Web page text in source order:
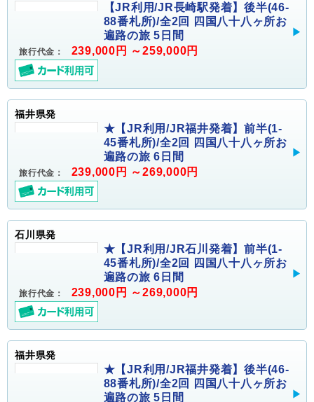
【JR利用/JR長崎駅発着】後半(46-
88番札所)/全2回 四国八十八ヶ所お
遍路の旅 5日間
旅行代金： 239,000円 ～259,000円
福井県発
★【JR利用/JR福井発着】前半(1-
45番札所)/全2回 四国八十八ヶ所お
遍路の旅 6日間
旅行代金： 239,000円 ～269,000円
石川県発
★【JR利用/JR石川発着】前半(1-
45番札所)/全2回 四国八十八ヶ所お
遍路の旅 6日間
旅行代金： 239,000円 ～269,000円
福井県発
★【JR利用/JR福井発着】後半(46-
88番札所)/全2回 四国八十八ヶ所お
遍路の旅 5日間